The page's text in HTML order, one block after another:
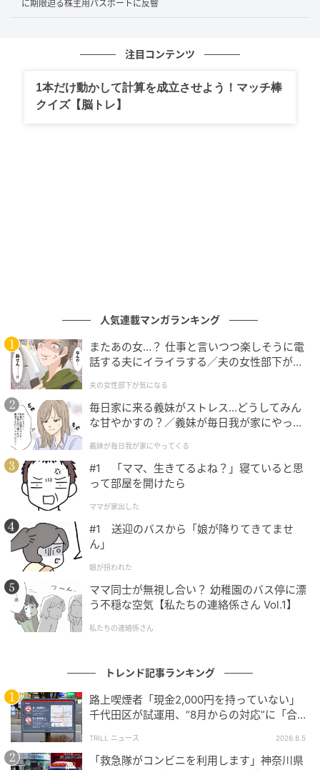
い」を徹底するよう呼びかけています。見た目だけで
道ばたなどで見つけたキノコを安易に持ち帰ったり、
った声も見られました。見た目の印象だけで判断せ
ず、まずは距離を取ることが大切だと考える人が目立
ちます。
公園は多くの人が日常的に利用する場所です。そのた
め、「山の中だけでなく、身近な場所でも注意が必要
なんだ」「きれいでも不用意に近づかないようにした
い」といった声も上がっていました。今回の投稿は、
自然に親しむ機会が多い場所ほど油断しやすいことを
改めて意識させるきっかけになったようです。
きれいに見えても、まずは距離を取る
公園に生えるキノコは、自然の風景の一部として目に
留まりやすい存在です。ただ、見た目がきれいでも、
安全かどうかを外見だけで判断することはできませ
今回の注意喚起は、身近な公園にも思わぬ危険が潜ん
でいることを改めて知らせるものでした。夏の公園や
緑地を散策する際は、見慣れないキノコを見つけても
に期限迫る株主用パスポートに反響
注目コンテンツ
1本だけ動かして計算を成立させよう！マッチ棒
クイズ【脳トレ】
人気連載マンガランキング
またあの女…？ 仕事と言いつつ楽しそうに電
話する夫にイライラする／夫の女性部下が気
夫の女性部下が気になる
毎日家に来る義妹がストレス…どうしてみん
な甘やかすの？／義妹が毎日我が家にやって
が】
義妹が毎日我が家にやってくる
#1 「ママ、生きてるよね？」寝ていると思
って部屋を開けたら
ママが家出した
#1 送迎のバスから「娘が降りてきてませ
ん」
娘が拐われた
ママ同士が無視し合い？ 幼稚園のバス停に漂
う不穏な空気【私たちの連絡係さん Vol.1】
私たちの連絡係さん
トレンド記事ランキング
路上喫煙者「現金2,000円を持っていない」
千代田区が試運用、“8月からの対応”に「合理
TRILL ニュース 2026.8.5
「救急隊がコンビニを利用します」神奈川県